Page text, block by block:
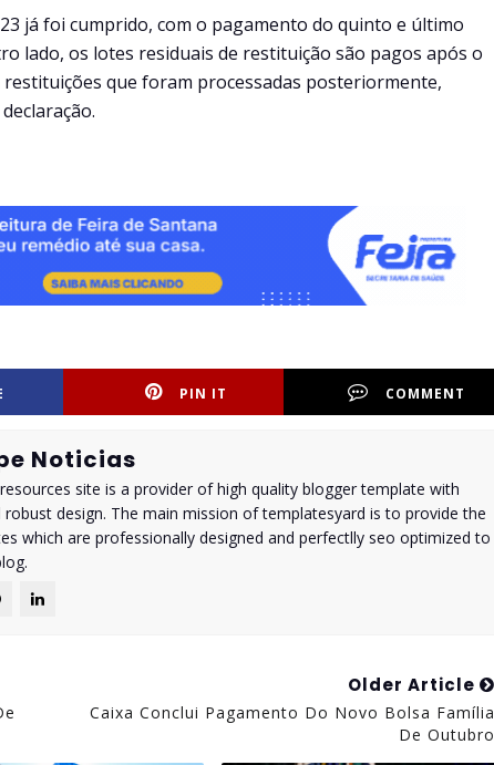
já foi cumprido, com o pagamento do quinto e último
lado, os lotes residuais de restituição são pagos após o
que foram processadas posteriormente,
PIN IT COMMENT
Noticias
site is a provider of high quality blogger template with
design. The main mission of templatesyard is to provide the
which are professionally designed and perfectlly seo optimized to
Older Article
Caixa Conclui Pagamento Do Novo Bolsa Família
De Outubro